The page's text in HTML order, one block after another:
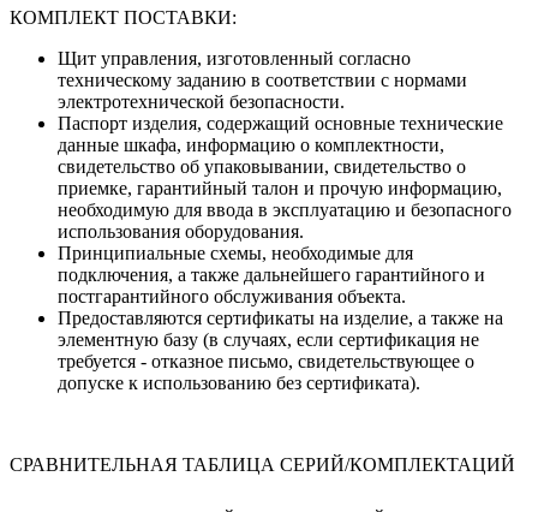
КОМПЛЕКТ ПОСТАВКИ:
Щит управления, изготовленный согласно
техническому заданию в соответствии с нормами
электротехнической безопасности.
Паспорт изделия, содержащий основные технические
данные шкафа, информацию о комплектности,
свидетельство об упаковывании, свидетельство о
приемке, гарантийный талон и прочую информацию,
необходимую для ввода в эксплуатацию и безопасного
использования оборудования.
Принципиальные схемы, необходимые для
подключения, а также дальнейшего гарантийного и
постгарантийного обслуживания объекта.
Предоставляются сертификаты на изделие, а также на
элементную базу (в случаях, если сертификация не
требуется - отказное письмо, свидетельствующее о
допуске к использованию без сертификата).
СРАВНИТЕЛЬНАЯ ТАБЛИЦА СЕРИЙ/КОМПЛЕКТАЦИЙ